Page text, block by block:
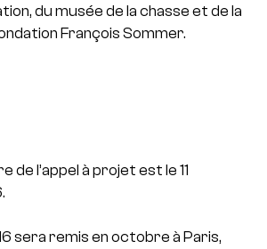
du musée de la chasse et de la
François Sommer.
de l’appel à projet est le 11
sera remis en octobre à Paris,